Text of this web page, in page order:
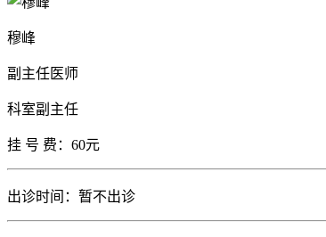
穆峰
副主任医师
科室副主任
挂 号 费：60元
出诊时间：暂不出诊